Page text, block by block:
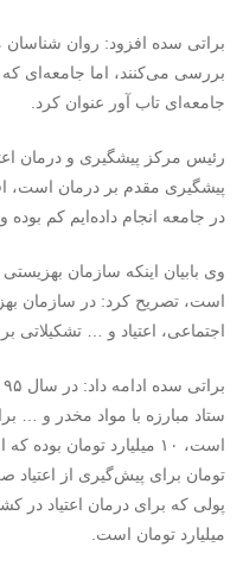
براتی سده افزود: روان شناسان
بررسی می‌کنند، اما جامعه‌ای که
جامعه‌ای تاب آور عنوان کرد.
رئیس مرکز پیشگیری و درمان
پیشگیری مقدم بر درمان است،
در جامعه انجام داده‌ایم کم
وی بابیان اینکه سازمان
است، تصریح کرد: در سازمان
اجتماعی، اعتیاد و … تشکیلاتی
ستاد مبارزه با مواد مخدر و …
تومان برای پیش‌گیری از
میلیارد تومان است.